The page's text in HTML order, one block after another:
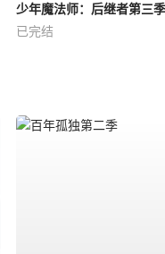
少年魔法师：后继者第三季
已完结